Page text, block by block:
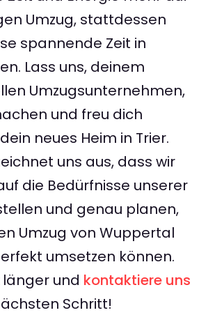
Umzug, stattdessen
spannende Zeit in
Lass uns, deinem
Umzugsunternehmen,
und freu dich
neues Heim in Trier.
uns aus, dass wir
die Bedürfnisse unserer
und genau planen,
Umzug von Wuppertal
umsetzen können.
und kontaktiere uns
Schritt!